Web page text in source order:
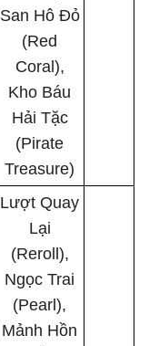
San Hô Đỏ
(Red
Coral),
Kho Báu
Hải Tặc
(Pirate
Treasure)
Lượt Quay
Lại
(Reroll),
Ngọc Trai
(Pearl),
Mảnh Hồn